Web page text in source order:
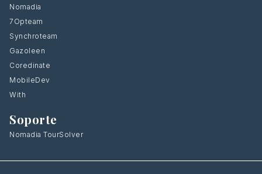
Nomadia
7Opteam
Synchroteam
Gazoleen
Coredinate
MobileDev
With
Soporte
Nomadia TourSolver